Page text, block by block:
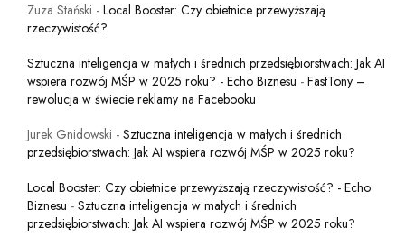
Zuza Stański - Local Booster: Czy obietnice przewyższają
rzeczywistość?
Sztuczna inteligencja w małych i średnich przedsiębiorstwach: Jak AI
wspiera rozwój MŚP w 2025 roku? - Echo Biznesu - FastTony –
rewolucja w świecie reklamy na Facebooku
Jurek Gnidowski - Sztuczna inteligencja w małych i średnich
przedsiębiorstwach: Jak AI wspiera rozwój MŚP w 2025 roku?
Local Booster: Czy obietnice przewyższają rzeczywistość? - Echo
Biznesu - Sztuczna inteligencja w małych i średnich
przedsiębiorstwach: Jak AI wspiera rozwój MŚP w 2025 roku?